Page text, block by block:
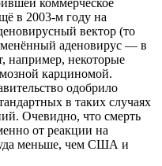
в 2003-м году на
вектор (то
аденовирус — в
например, некоторые
карциномой.
одобрило
в таких случаях
Очевидно, что смерть
от реакции на
меньше, чем США и